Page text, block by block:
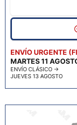
ENVÍO URGENTE
MARTES 11
ENVÍO CLÁSICO →
JUEVES 13 AGOSTO